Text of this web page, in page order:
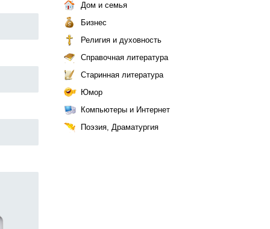
Дом и семья
Бизнес
Религия и духовность
Справочная литература
Старинная литература
Юмор
Компьютеры и Интернет
Поэзия, Драматургия